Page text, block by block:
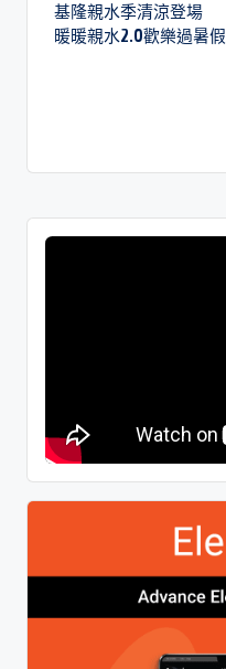
基隆親水季清涼登場
暖暖親水2.0歡樂過暑假